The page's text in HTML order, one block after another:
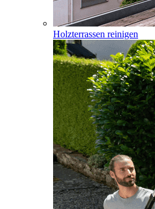
Holzterrassen reinigen